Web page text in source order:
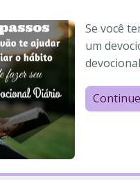
Se você
um